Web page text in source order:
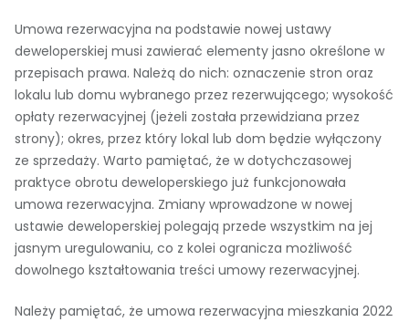
Umowa rezerwacyjna na podstawie nowej ustawy
deweloperskiej musi zawierać elementy jasno określone w
przepisach prawa. Należą do nich: oznaczenie stron oraz
lokalu lub domu wybranego przez rezerwującego; wysokość
opłaty rezerwacyjnej (jeżeli została przewidziana przez
strony); okres, przez który lokal lub dom będzie wyłączony
ze sprzedaży. Warto pamiętać, że w dotychczasowej
praktyce obrotu deweloperskiego już funkcjonowała
umowa rezerwacyjna. Zmiany wprowadzone w nowej
ustawie deweloperskiej polegają przede wszystkim na jej
jasnym uregulowaniu, co z kolei ogranicza możliwość
dowolnego kształtowania treści umowy rezerwacyjnej.
Należy pamiętać, że umowa rezerwacyjna mieszkania 2022